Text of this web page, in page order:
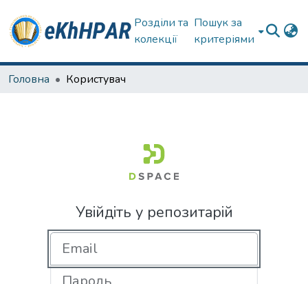
Розділи та
колекції
Пошук за
критеріями
Головна Користувач
Увійдіть у репозитарій